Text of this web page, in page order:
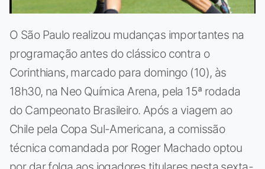
O São Paulo realizou mudanças importantes na
programação antes do clássico contra o
Corinthians, marcado para domingo (10), às
18h30, na Neo Química Arena, pela 15ª rodada
do Campeonato Brasileiro. Após a viagem ao
Chile pela Copa Sul-Americana, a comissão
técnica comandada por Roger Machado optou